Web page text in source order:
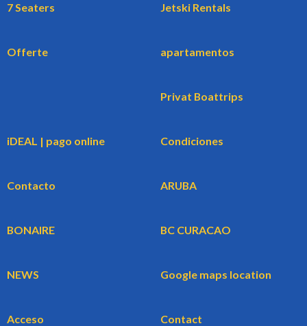
7 Seaters Jetski Rentals
Offerte apartamentos
Privat Boattrips
iDEAL | pago online Condiciones
Contacto ARUBA
BONAIRE BC CURACAO
NEWS Google maps location
Acceso Contact